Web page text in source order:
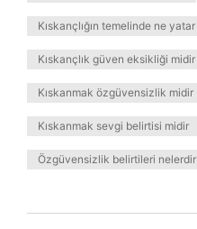
Kıskançlığın temelinde ne yatar
Kıskançlık güven eksikliği midir
Kıskanmak özgüvensizlik midir
Kıskanmak sevgi belirtisi midir
Özgüvensizlik belirtileri nelerdir